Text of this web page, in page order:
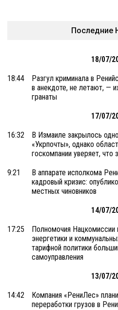
Последние
18/07/
18:44
Разгул криминала в
в анекдоте, не летают, —
гранаты
17/07/
16:32
В Измаиле закрылось
«Укрпочты», однако
госкомпании уверяет,
9:21
В аппарате исполкома
кадровый кризис:
местных чиновников
14/07/
17:25
Полномочия Нацкомиссии
энергетики и
тарифной политики
самоуправления
13/07/
14:42
Компания «РениЛес»
переработки грузов в